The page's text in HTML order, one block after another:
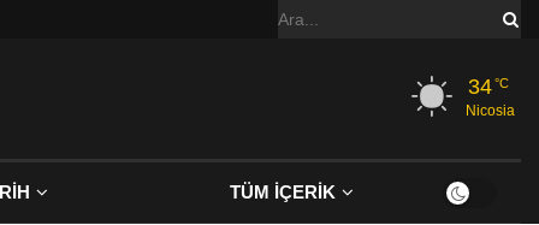
34°C
Nicosia
TÜM İÇERİK